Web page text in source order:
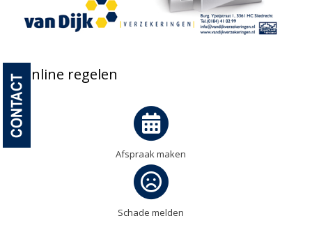
Online regelen
Afspraak maken
Schade melden